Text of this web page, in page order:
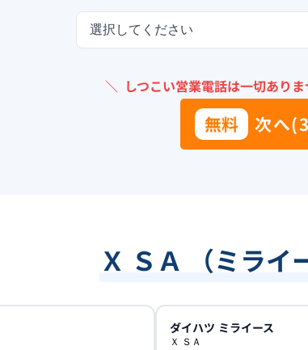
選択してください
＼ しつこい営業電話は一切ありま
無料 次へ
Ｘ ＳＡ （ミライ
ダイハツ ミライース
Ｘ ＳＡ